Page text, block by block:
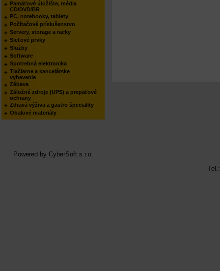
Pamäťové úložište, média
CD/DVD/BR
PC, notebooky, tablety
Počítačové príslušenstvo
Servery, storage a racky
Sieťové prvky
Služby
Software
Spotrebná elektronika
Tlačiarne a kancelárske
vybavenie
Zábava
Záložné zdroje (UPS) a prepäťové
ochrany
Zdravá výživa a gastro špeciality
Obalové materiály
Powered by CyberSoft s.r.o.